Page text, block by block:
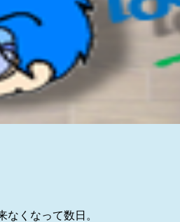
くなって数日。